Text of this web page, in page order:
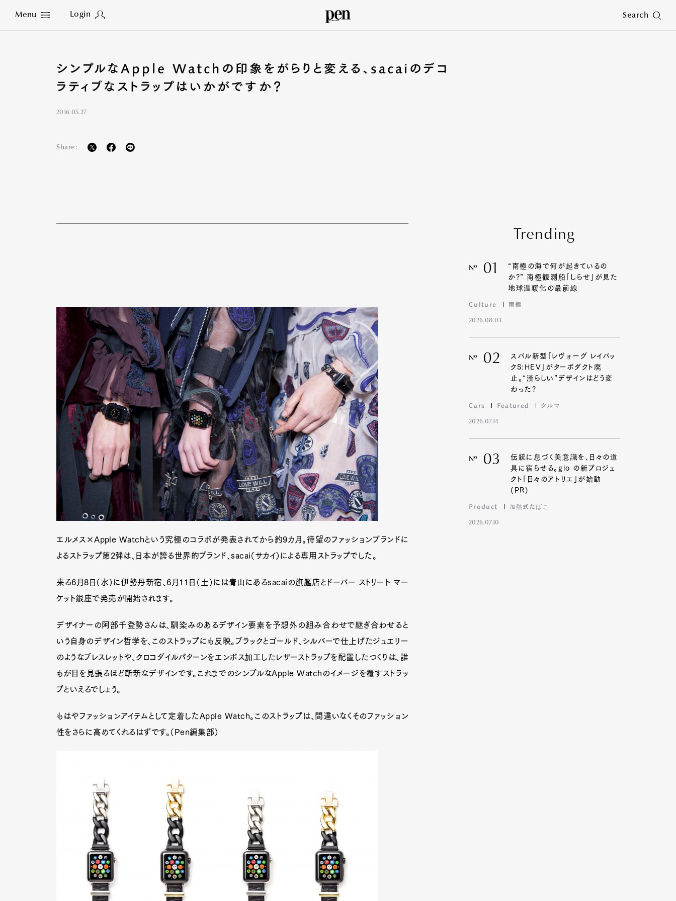
Menu Login Search
Close
シンプルなApple Watchの印象をがらりと変える、sacaiのデコ
ラティブなストラップはいかがですか？
2016.05.27
Share:
エルメス×Apple Watchという究極のコラボが発表されてから約9カ月。待望のファッションブランドに
よるストラップ第2弾は、日本が誇る世界的ブランド、sacai（サカイ）による専用ストラップでした。
来る6月8日（水）に伊勢丹新宿、6月11日（土）には青山にあるsacaiの旗艦店とドーバー ストリート マー
ケット銀座で発売が開始されます。
デザイナーの阿部千登勢さんは、馴染みのあるデザイン要素を予想外の組み合わせで継ぎ合わせると
いう自身のデザイン哲学を、このストラップにも反映。ブラックとゴールド、シルバーで仕上げたジュエリー
のようなブレスレットや、クロコダイルパターンをエンボス加工したレザーストラップを配置したつくりは、誰
もが目を見張るほど斬新なデザインです。これまでのシンプルなApple Watchのイメージを覆すストラッ
プといえるでしょう。
もはやファッションアイテムとして定着したApple Watch。このストラップは、間違いなくそのファッション
性をさらに高めてくれるはずです。（Pen編集部）
Trending
Nº 01
“南極の海で何が起きているの
か?” 南極観測船「しらせ」が見た
地球温暖化の最前線
Culture 南極
2026.08.03
Nº 02
スバル新型「レヴォーグ レイバッ
クS:HEV」がターボダクト廃
止。“漢らしい”デザインはどう変
わった?
Cars Featured クルマ
2026.07.14
Nº 03
伝統に息づく美意識を、日々の道
具に宿らせる。glo の新プロジェ
クト「日々のアトリエ」が始動
(PR)
Product 加熱式たばこ
2026.07.10